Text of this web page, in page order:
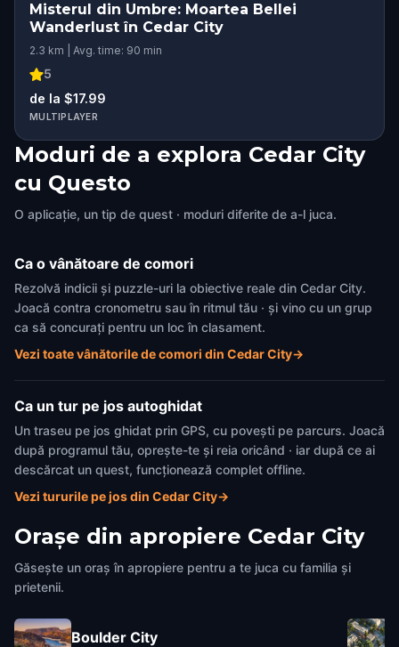
Misterul din Umbre: Moartea Bellei
Wanderlust în Cedar City
2.3 km | Avg. time: 90 min
5
de la $17.99
MULTIPLAYER
Moduri de a explora Cedar City
cu Questo
O aplicație, un tip de quest · moduri diferite de a-l juca.
Ca o vânătoare de comori
Rezolvă indicii și puzzle-uri la obiective reale din Cedar City.
Joacă contra cronometru sau în ritmul tău · și vino cu un grup
ca să concurați pentru un loc în clasament.
Vezi toate vânătorile de comori din Cedar City→
Ca un tur pe jos autoghidat
Un traseu pe jos ghidat prin GPS, cu povești pe parcurs. Joacă
după programul tău, oprește-te și reia oricând · iar după ce ai
descărcat un quest, funcționează complet offline.
Vezi tururile pe jos din Cedar City→
Orașe din apropiere Cedar City
Găsește un oraș în apropiere pentru a te juca cu familia și
prietenii.
Boulder City